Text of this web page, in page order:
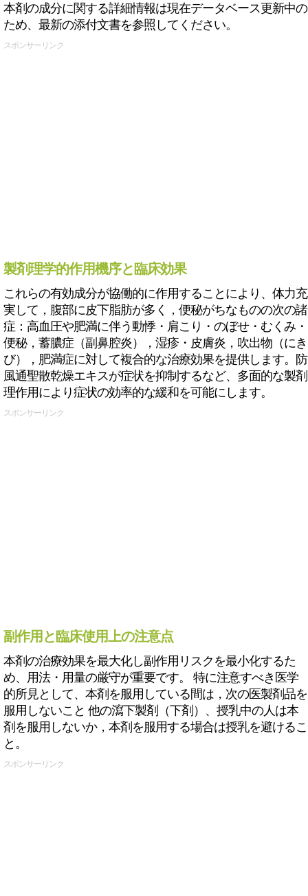
本剤の成分に関する詳細情報は現在データベース更新中の
ため、最新の添付文書を参照してください。
スポンサーリンク
製剤理学的作用機序と臨床効果
これらの有効成分が協働的に作用することにより、体力充
実して，腹部に皮下脂肪が多く，便秘がちなものの次の諸
症：高血圧や肥満に伴う動悸・肩こり・のぼせ・むくみ・
便秘，蓄膿症（副鼻腔炎），湿疹・皮膚炎，吹出物（にき
び），肥満症に対して複合的な治療効果を提供します。防
風通聖散乾燥エキスが症状を抑制するなど、多面的な製剤
理作用により症状の効率的な緩和を可能にします。
スポンサーリンク
副作用と臨床使用上の注意点
本剤の治療効果を最大化し副作用リスクを最小化するた
め、用法・用量の厳守が重要です。 特に注意すべき医学
的所見として、本剤を服用している間は，次の医製剤品を
服用しないこと 他の瀉下製剤（下剤）、授乳中の人は本
剤を服用しないか，本剤を服用する場合は授乳を避けるこ
と。
スポンサーリンク